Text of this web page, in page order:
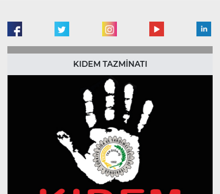
KIDEM TAZMİNATI